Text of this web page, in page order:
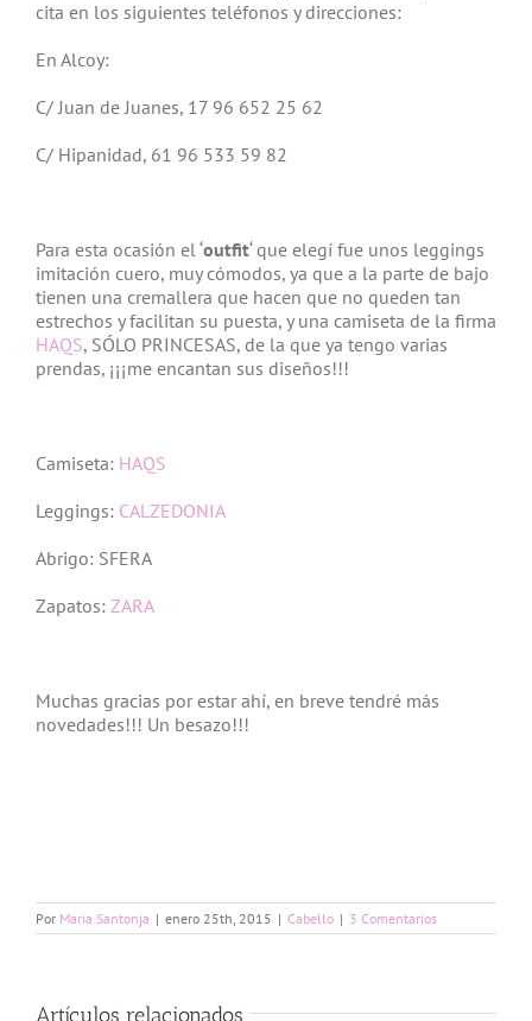
cita en los siguientes teléfonos y direcciones:
En Alcoy:
C/ Juan de Juanes, 17 96 652 25 62
C/ Hipanidad, 61 96 533 59 82
Para esta ocasión el ‘outfit‘ que elegí fue unos leggings
imitación cuero, muy cómodos, ya que a la parte de bajo
tienen una cremallera que hacen que no queden tan
estrechos y facilitan su puesta, y una camiseta de la firma
HAQS, SÓLO PRINCESAS, de la que ya tengo varias
prendas, ¡¡¡me encantan sus diseños!!!
Camiseta: HAQS
Leggings: CALZEDONIA
Abrigo: SFERA
Zapatos: ZARA
Muchas gracias por estar ahí, en breve tendré más
novedades!!! Un besazo!!!
Por Maria Santonja | enero 25th, 2015 | Cabello | 3 Comentarios
Artículos relacionados